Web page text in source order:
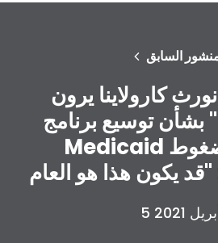
الرئيسية
السابق
كارولاينا يرون
توسيع برنامج
Medicaid مع تزايد ضغوط
2021